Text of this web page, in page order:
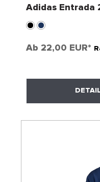
Adidas Entrada
Ab 22,00 EUR*